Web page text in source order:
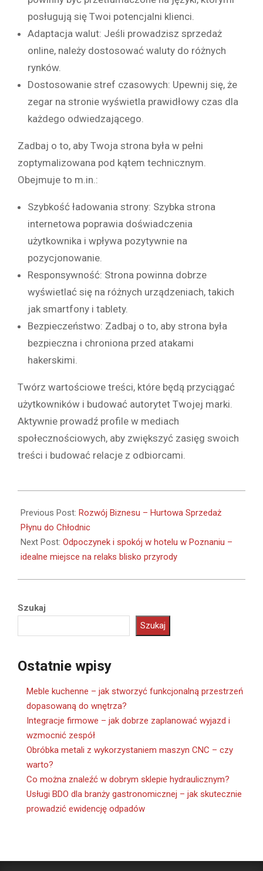
posługują się Twoi potencjalni klienci.
Adaptacja walut: Jeśli prowadzisz sprzedaż
online, należy dostosować waluty do różnych
rynków.
Dostosowanie stref czasowych: Upewnij się, że
zegar na stronie wyświetla prawidłowy czas dla
każdego odwiedzającego.
Zadbaj o to, aby Twoja strona była w pełni
zoptymalizowana pod kątem technicznym.
Obejmuje to m.in.:
Szybkość ładowania strony: Szybka strona
internetowa poprawia doświadczenia
użytkownika i wpływa pozytywnie na
pozycjonowanie.
Responsywność: Strona powinna dobrze
wyświetlać się na różnych urządzeniach, takich
jak smartfony i tablety.
Bezpieczeństwo: Zadbaj o to, aby strona była
bezpieczna i chroniona przed atakami
hakerskimi.
Twórz wartościowe treści, które będą przyciągać
użytkowników i budować autorytet Twojej marki.
Aktywnie prowadź profile w mediach
społecznościowych, aby zwiększyć zasięg swoich
treści i budować relacje z odbiorcami.
08-
07
Previous Post: Rozwój Biznesu – Hurtowa Sprzedaż
Płynu do Chłodnic
Next Post: Odpoczynek i spokój w hotelu w Poznaniu –
idealne miejsce na relaks blisko przyrody
Szukaj
Szukaj
Ostatnie wpisy
Meble kuchenne – jak stworzyć funkcjonalną przestrzeń
dopasowaną do wnętrza?
Integracje firmowe – jak dobrze zaplanować wyjazd i
wzmocnić zespół
Obróbka metali z wykorzystaniem maszyn CNC – czy
warto?
Co można znaleźć w dobrym sklepie hydraulicznym?
Usługi BDO dla branży gastronomicznej – jak skutecznie
prowadzić ewidencję odpadów